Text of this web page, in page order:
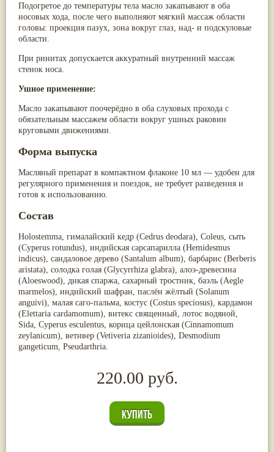
Подогретое до температуры тела масло закапывают в оба
носовых хода, после чего выполняют мягкий массаж области
головы: проекция пазух, зона вокруг глаз, над- и подскуловые
области.
При ринитах допускается аккуратный внутренний массаж
стенок носа.
Ушное применение:
Масло закапывают поочерёдно в оба слуховых прохода с
обязательным массажем области вокруг ушных раковин
круговыми движениями.
Форма выпуска
Масляный препарат в компактном флаконе 10 мл — удобен для
регулярного применения и поездок, не требует разведения и
готов к использованию.
Состав
Holostemma, гималайский кедр (Cedrus deodara), Coleus, сыть
(Cyperus rotundus), индийская сарсапарилла (Hemidesmus
indicus), сандаловое дерево (Santalum album), барбарис (Berberis
aristata), солодка голая (Glycyrrhiza glabra), алоэ-древесина
(Aloeswood), дикая спаржа, сахарный тростник, баэль (Aegle
marmelos), индийский шафран, паслён жёлтый (Solanum
anguivi), малая саго-пальма, костус (Costus speciosus), кардамон
(Elettaria cardamomum), витекс священный, лотос водяной,
Sida, Cyperus esculentus, корица цейлонская (Cinnamomum
zeylanicum), ветивер (Vetiveria zizanioides), Desmodium
gangeticum, Pseudarthria.
220.00 руб.